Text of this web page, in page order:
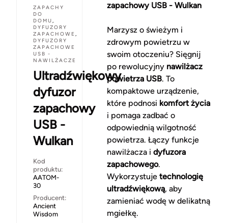
ZAPACHY
DO
DOMU,
DYFUZORY
ZAPACHOWE ,
DYFUZORY
ZAPACHOWE
USB -
NAWILŻACZE
Ultradźwiękowy
dyfuzor
zapachowy
USB -
Wulkan
Kod
produktu:
AATOM-
30
Producent:
Ancient
Wisdom
zapachowy USB - Wulkan
Marzysz o świeżym i
zdrowym powietrzu w
swoim otoczeniu? Sięgnij
po rewolucyjny nawilżacz
powietrza USB. To
kompaktowe urządzenie,
które podnosi komfort życia
i pomaga zadbać o
odpowiednią wilgotność
powietrza. Łączy funkcje
nawilżacza i dyfuzora
zapachowego.
Wykorzystuje technologię
ultradźwiękową, aby
zamieniać wodę w delikatną
mgiełkę.